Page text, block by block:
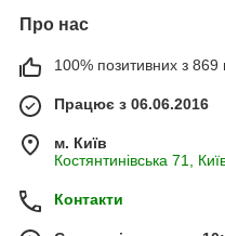
Про нас
100% позитивних з 869
Працює з 06.06.2016
м. Київ
Костянтинівська 71,
Контакти